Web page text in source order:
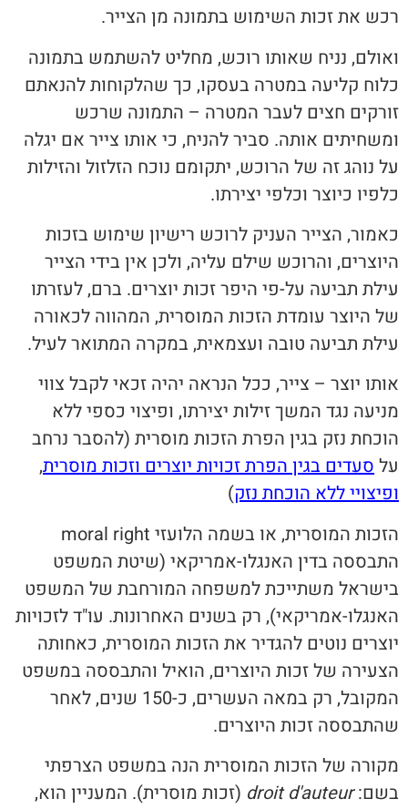
רכש את זכות השימוש בתמונה מן הצייר.
ואולם, נניח שאותו רוכש, מחליט להשתמש בתמונה
כלוח קליעה במטרה בעסקו, כך שהלקוחות להנאתם
זורקים חצים לעבר המטרה – התמונה שרכש
ומשחיתים אותה. סביר להניח, כי אותו צייר אם יגלה
על נוהג זה של הרוכש, יתקומם נוכח הזלזול והזילות
כלפיו כיוצר וכלפי יצירתו.
כאמור, הצייר העניק לרוכש רישיון שימוש בזכות
היוצרים, והרוכש שילם עליה, ולכן אין בידי הצייר
עילת תביעה על-פי היפר זכות יוצרים. ברם, לעזרתו
של היוצר עומדת הזכות המוסרית, המהווה לכאורה
עילת תביעה טובה ועצמאית, במקרה המתואר לעיל.
אותו יוצר – צייר, ככל הנראה יהיה זכאי לקבל צווי
מניעה נגד המשך זילות יצירתו, ופיצוי כספי ללא
הוכחת נזק בגין הפרת הזכות מוסרית (להסבר נרחב
עלסעדים בגין הפרת זכויות יוצרים וזכות מוסרית,
ופיצויי ללא הוכחת נזק)
הזכות המוסרית, או בשמה הלועזי moral right
התבססה בדין האנגלו-אמריקאי (שיטת המשפט
בישראל משתייכת למשפחה המורחבת של המשפט
האנגלו-אמריקאי), רק בשנים האחרונות. עו"ד לזכויות
יוצרים נוטים להגדיר את הזכות המוסרית, כאחותה
הצעירה של זכות היוצרים, הואיל והתבססה במשפט
המקובל, רק במאה העשרים, כ-150 שנים, לאחר
שהתבססה זכות היוצרים.
מקורה של הזכות המוסרית הנה במשפט הצרפתי
בשם:droit d'auteur (זכות מוסרית). המעניין הוא,